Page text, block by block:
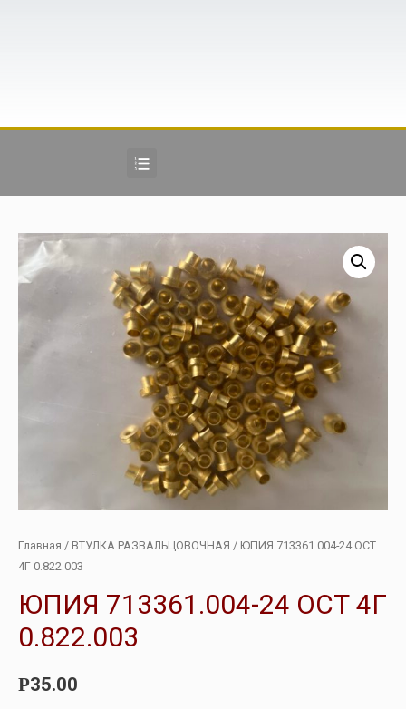
Главная / ВТУЛКА РАЗВАЛЬЦОВОЧНАЯ / ЮПИЯ 713361.004-24 ОСТ
4Г 0.822.003
ЮПИЯ 713361.004-24 ОСТ 4Г
0.822.003
Р35.00